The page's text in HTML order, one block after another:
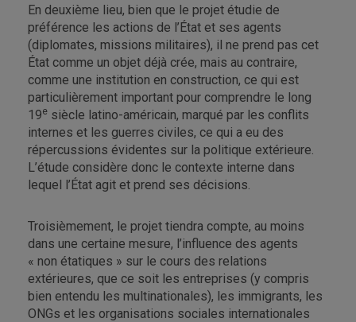
En deuxième lieu, bien que le projet étudie de
préférence les actions de l’État et ses agents
(diplomates, missions militaires), il ne prend pas cet
État comme un objet déjà crée, mais au contraire,
comme une institution en construction, ce qui est
particulièrement important pour comprendre le long
19e siècle latino-américain, marqué par les conflits
internes et les guerres civiles, ce qui a eu des
répercussions évidentes sur la politique extérieure.
L’étude considère donc le contexte interne dans
lequel l’État agit et prend ses décisions.
Troisièmement, le projet tiendra compte, au moins
dans une certaine mesure, l’influence des agents
« non étatiques » sur le cours des relations
extérieures, que ce soit les entreprises (y compris
bien entendu les multinationales), les immigrants, les
ONGs et les organisations sociales internationales